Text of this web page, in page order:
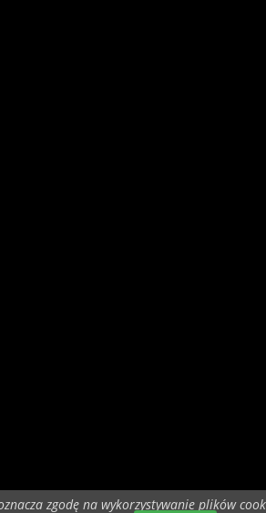
zgodę na wykorzystywanie plików